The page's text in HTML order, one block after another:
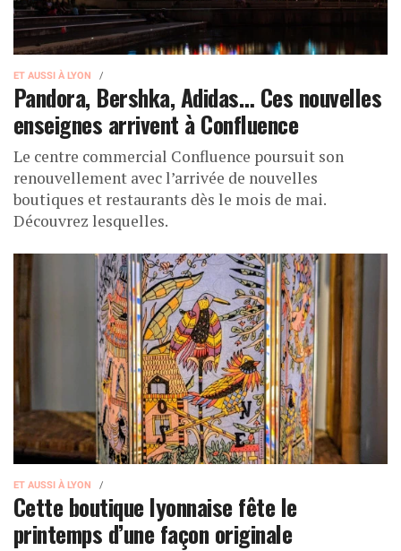
ET AUSSI À LYON
Pandora, Bershka, Adidas… Ces nouvelles
enseignes arrivent à Confluence
Le centre commercial Confluence poursuit son
renouvellement avec l’arrivée de nouvelles
boutiques et restaurants dès le mois de mai.
Découvrez lesquelles.
ET AUSSI À LYON
Cette boutique lyonnaise fête le
printemps d’une façon originale